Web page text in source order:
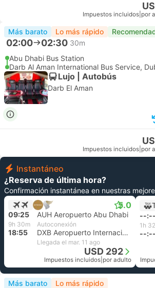
Impuestos incluidos por
Más barato Lo más rápido
02:00 02:30 30m
Abu Dhabi Bus Station
Darb Al Aman International Bus Service,
Lujo | Autobús
Darb El Aman
Impuestos incluidos por
Instantáneo
¿Reserva de última hora?
Confirmación instantánea en nuestras
5.0
09:25 AUH Aeropuerto Abu Dhabi
9h 30m Autoconexión
18:55 DXB Aeropuerto Internacional Dubai
Llegada el mar. 11 ago
USD 292
Impuestos incluidos por adulto
--:--
1h
--:--
Más barato Lo más rápido